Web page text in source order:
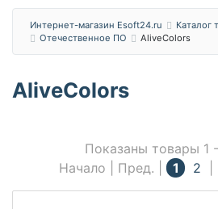
Интернет-магазин Esoft24.ru
Каталог
Отечественное ПО
AliveColors
AliveColors
Показаны товары 1
Начало | Пред. | 1 2